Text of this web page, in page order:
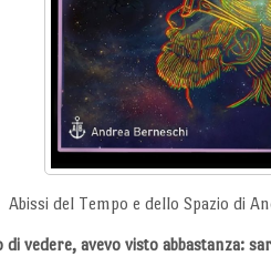
Abissi del Tempo e dello Spazio di
vedere, avevo visto abbastanza: